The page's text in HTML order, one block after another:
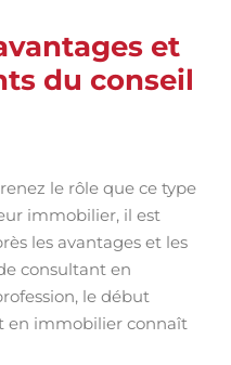
et
du conseil
le rôle que ce type
immobilier, il est
les avantages et les
consultant en
le début
en immobilier connaît